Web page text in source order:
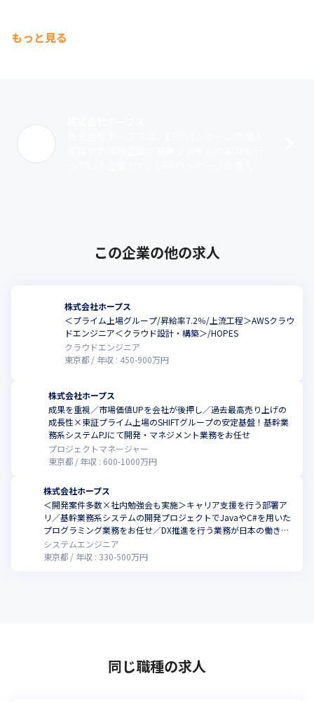
もっと見る
この企業の他の求人
株式会社ホープス
＜プライム上場グループ/昇給率7.2％/上流工程＞AWSクラウ
ドエンジニア＜クラウド設計・構築＞/HOPES
クラウドエンジニア
東京都
年収 : 450-900万円
株式会社ホープス
成果を重視／市場価値UPを会社が後押し／過去最高売り上げの
成長性×東証プライム上場のSHIFTグループの安定基盤！基幹業
務系システムPJにて開発・マネジメント業務をお任せ
プロジェクトマネージャー
東京都
年収 : 600-1000万円
株式会社ホープス
＜開発案件多数×社内勉強会も実施＞キャリア支援を行う部署ア
リ／基幹業務系システムの開発プロジェクトでJavaやC#を用いた
プログラミング業務をお任せ／DX推進を行う業務が日本の働き方
改革につながっています
システムエンジニア
東京都
年収 : 330-500万円
同じ職種の求人